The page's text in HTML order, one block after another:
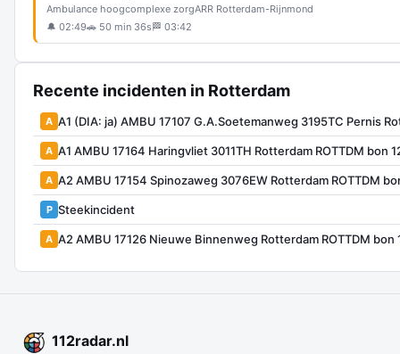
Ambulance hoogcomplexe zorgARR Rotterdam-Rijnmond
🔔 02:49🚗 50 min 36s 🏁 03:42
Recente incidenten in Rotterdam
A A1 (DIA: ja) AMBU 17107 G.A.Soetemanweg 3195TC Pernis
A A1 AMBU 17164 Haringvliet 3011TH Rotterdam ROTTDM bon
A A2 AMBU 17154 Spinozaweg 3076EW Rotterdam ROTTDM
P Steekincident
A A2 AMBU 17126 Nieuwe Binnenweg Rotterdam ROTTDM bon
112radar.nl